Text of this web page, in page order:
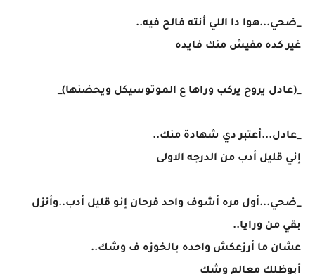
_ضحي...هوا دا اللي أنته فالح فيه..
غير كده مفيش منك فايده
_(عادل يروح يركب وراها ع الموتوسيكل ويحضنها)_
_عادل...أعتبر دي شهادة منك..
إني قليل أدب من الدرجه الاولى
_ضحي...أول مره أشوف واحد فرحان إنو قليل أدب..وأنزل
بقي من ورايا..
عشان ما أرزعكش واحده بالخوزه ف وشك..
أبوظلك معالم وشك